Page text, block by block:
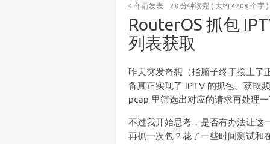
4 年前发表 28 分钟读完 ( 大约 4208 个字 )
RouterOS 抓包
列表获取
昨天突发奇想（指脑子终于接上了
备真正实现了 IPTV 的抓包。获取
pcap 里筛选出对应的请求再处理
不过我开始思考，是否有办法让这
再抓一次包？花了一些时间测试和